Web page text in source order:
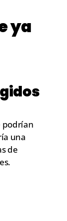
ya
podrían
una
de